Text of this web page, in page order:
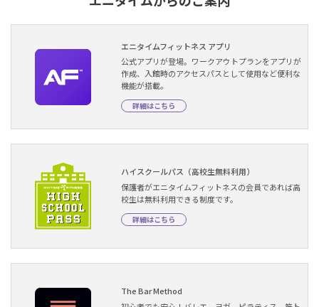
エニタイムフィットネス アプリ
公式アプリが登場。ワークアウトプランをアプリが
作成、入館時のアクセスパスとして使用など便利な
機能が搭載。
詳細はこちら
ハイスクールパス（高校生無料利用）
保護者がエニタイムフィットネスの会員であれば高
校生は無料利用できる制度です。
詳細はこちら
The Bar Method